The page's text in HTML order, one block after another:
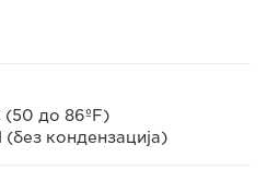
(50 до 86ºF)
кондензација)